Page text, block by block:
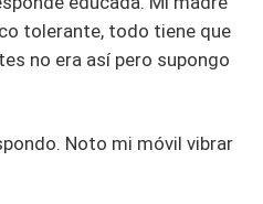
tolerante, todo tiene que
no era así pero supongo
Noto mi móvil vibrar